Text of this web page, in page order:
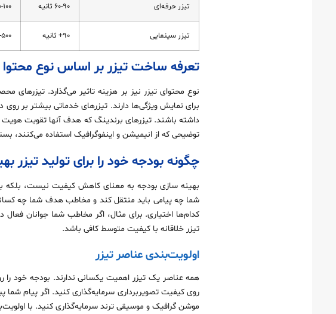
تیزر حرفه‌ای ۶۰-۹۰ ثانیه ۴۰-
تیزر سینمایی ۹۰+ ثانیه ۱۰۰-
تعرفه ساخت تیزر بر اساس نوع محتوا
نوع محتوای تیزر نیز بر هزینه تاثیر می‌گذارد. تیزرهای
برای نمایش ویژگی‌ها دارند. تیزرهای خدماتی بیشتر بر
داشته باشند. تیزرهای برندینگ که هدف آنها تقویت هویت
توضیحی که از انیمیشن و اینفوگرافیک استفاده می‌کنند،
چگونه بودجه خود را برای تولید تیزر
بهینه‌ سازی بودجه به معنای کاهش کیفیت نیست، بلکه
شما چه پیامی باید منتقل کند و مخاطب هدف شما چه
کدام‌ها اختیاری. برای مثال، اگر مخاطب شما جوانان
تیزر خلاقانه با کیفیت متوسط کافی باشد.
اولویت‌بندی عناصر تیزر
همه عناصر یک تیزر اهمیت یکسانی ندارند. بودجه خود را
روی کیفیت تصویربرداری سرمایه‌گذاری کنید. اگر پیام
موشن گرافیک و موسیقی ترند سرمایه‌گذاری کنید. با